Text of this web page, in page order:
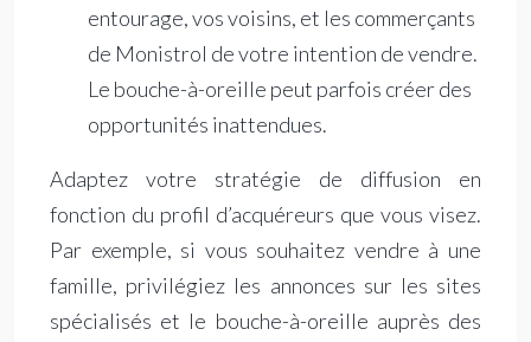
entourage, vos voisins, et les commerçants
de Monistrol de votre intention de vendre.
Le bouche-à-oreille peut parfois créer des
opportunités inattendues.
Adaptez votre stratégie de diffusion en
fonction du profil d’acquéreurs que vous visez.
Par exemple, si vous souhaitez vendre à une
famille, privilégiez les annonces sur les sites
spécialisés et le bouche-à-oreille auprès des